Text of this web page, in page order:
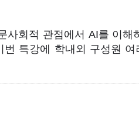
사회적 관점에서 AI를 이해
번 특강에 학내외 구성원